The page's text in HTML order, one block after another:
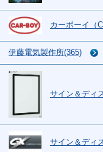
カーボーイ（
伊藤電気製作所(365)
サイン＆ディ
サイン＆ディ